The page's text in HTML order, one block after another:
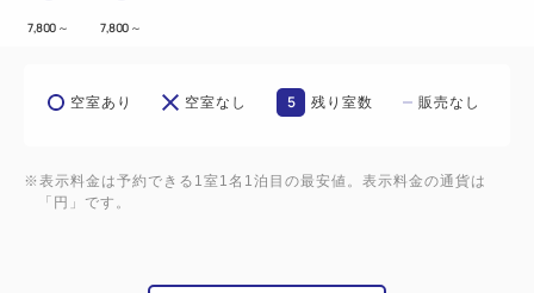
7,800 ～ 7,800 ～
空室あり 空室なし 5 残り室数 販売なし
※表示料金は予約できる1室1名1泊目の最安値。表示料金の通貨は
「円」です。